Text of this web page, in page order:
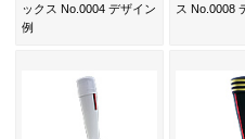
ックス No.0004 デザイン
例
ス No.0008